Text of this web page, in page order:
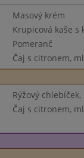
Masový krém
Krupicová kaše s
Pomeranč
Čaj s citronem,
Rýžový
Čaj s citronem,